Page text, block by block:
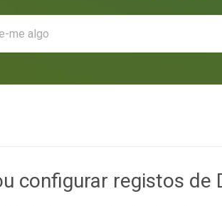
configurar registos de